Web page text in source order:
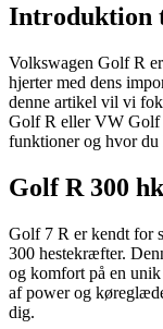
Introduktion
Volkswagen Golf R
hjerter med dens
denne artikel vil vi
Golf R eller VW Golf
funktioner og hvor
Golf R 300
Golf 7 R er kendt for
300 hestekræfter.
og komfort på en
af power og
dig.